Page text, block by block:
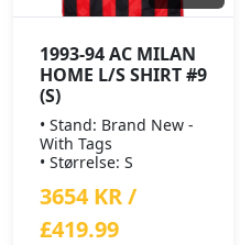
1993-94 AC MILAN
HOME L/S SHIRT #9
(S)
• Stand: Brand New -
With Tags
• Størrelse: S
3654 KR /
£419.99